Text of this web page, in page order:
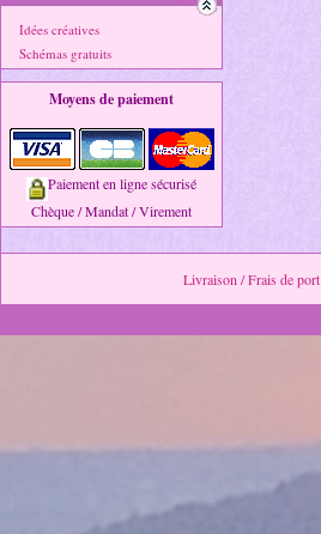
Idées créatives
Schémas gratuits
Moyens de paiement
Paiement en ligne sécurisé
Chèque / Mandat / Virement
Livraison / Frais de port